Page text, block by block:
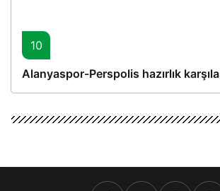
10
Alanyaspor-Perspolis hazırlık